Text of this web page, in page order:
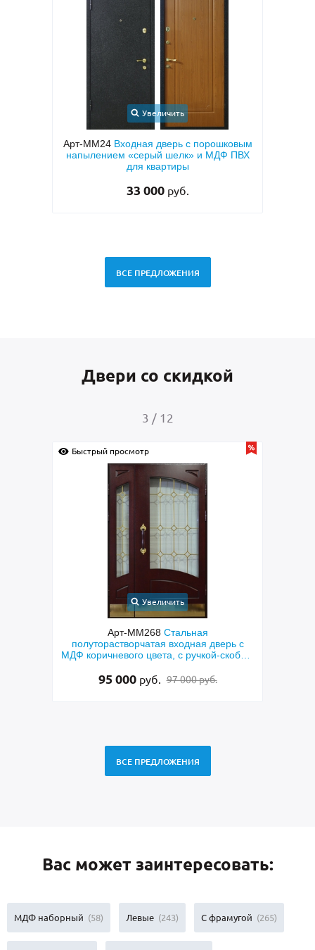
Увеличить
Арт-ММ24 Входная дверь с порошковым
напылением «серый шелк» и МДФ ПВХ
для квартиры
33 000 руб.
ВСЕ ПРЕДЛОЖЕНИЯ
Двери со скидкой
3 / 12
Быстрый просмотр
Увеличить
Арт-ММ268 Стальная
полуторастворчатая входная дверь с
МДФ коричневого цвета, с ручкой-скобой,
95 000 руб. 97 000 руб.
ВСЕ ПРЕДЛОЖЕНИЯ
Вас может заинтересовать:
МДФ наборный (58) Левые (243) С фрамугой (265)